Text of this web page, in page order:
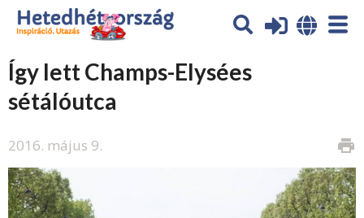
Így lett Champs-Elysées
sétálóutca
2016. május 9. print